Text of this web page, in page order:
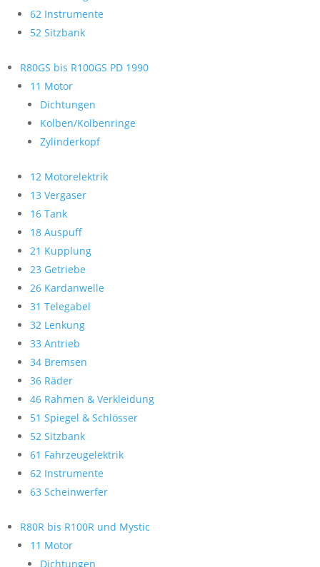
62 Instrumente
52 Sitzbank
R80GS bis R100GS PD 1990
11 Motor
Dichtungen
Kolben/Kolbenringe
Zylinderkopf
12 Motorelektrik
13 Vergaser
16 Tank
18 Auspuff
21 Kupplung
23 Getriebe
26 Kardanwelle
31 Telegabel
32 Lenkung
33 Antrieb
34 Bremsen
36 Räder
46 Rahmen & Verkleidung
51 Spiegel & Schlösser
52 Sitzbank
61 Fahrzeugelektrik
62 Instrumente
63 Scheinwerfer
R80R bis R100R und Mystic
11 Motor
Dichtungen